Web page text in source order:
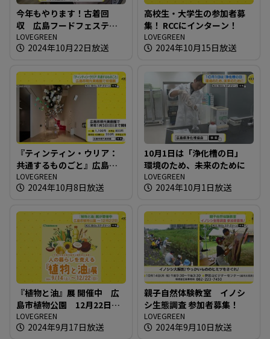
今年もやります！古着回
収 広島フードフェスティ
バルの会場で
LOVEGREEN
2024年10月22日放送
高校生・大学生の参加者募
集！ RCCにインターン！
LOVEGREEN
2024年10月15日放送
『ティンティン・ウリア：
共通するものごと』広島市
現代美術館で初個展
LOVEGREEN
2024年10月8日放送
10月1日は「浄化槽の日」
環境のため、未来のために
LOVEGREEN
2024年10月1日放送
『植物と油』展 開催中 広
島市植物公園 12月22日ま
で
LOVEGREEN
2024年9月17日放送
親子自然体験教室 イノシ
シ生態調査 参加者募集！
LOVEGREEN
2024年9月10日放送